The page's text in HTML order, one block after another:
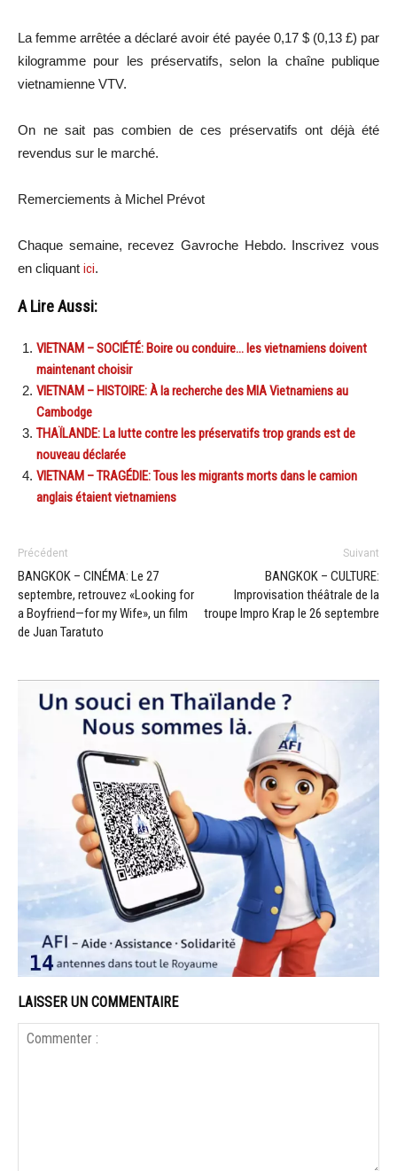
La femme arrêtée a déclaré avoir été payée 0,17 $ (0,13 £) par
kilogramme pour les préservatifs, selon la chaîne publique
vietnamienne VTV.
On ne sait pas combien de ces préservatifs ont déjà été
revendus sur le marché.
Remerciements à Michel Prévot
Chaque semaine, recevez Gavroche Hebdo. Inscrivez vous
en cliquant ici.
A Lire Aussi:
VIETNAM – SOCIÉTÉ: Boire ou conduire… les vietnamiens doivent
maintenant choisir
VIETNAM – HISTOIRE: À la recherche des MIA Vietnamiens au
Cambodge
THAÏLANDE: La lutte contre les préservatifs trop grands est de
nouveau déclarée
VIETNAM – TRAGÉDIE: Tous les migrants morts dans le camion
anglais étaient vietnamiens
Précédent
BANGKOK – CINÉMA: Le 27
septembre, retrouvez «Looking for
a Boyfriend—for my Wife», un film
de Juan Taratuto
Suivant
BANGKOK – CULTURE:
Improvisation théâtrale de la
troupe Impro Krap le 26 septembre
LAISSER UN COMMENTAIRE